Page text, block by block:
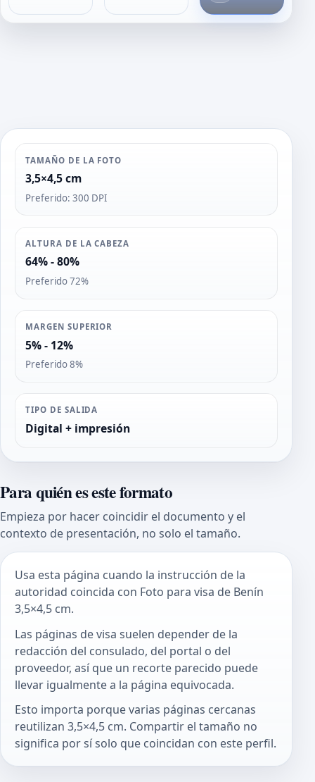
TAMAÑO DE LA FOTO
3,5×4,5 cm
Preferido: 300 DPI
ALTURA DE LA CABEZA
64% - 80%
Preferido 72%
MARGEN SUPERIOR
5% - 12%
Preferido 8%
TIPO DE SALIDA
Digital + impresión
Para quién es este formato
Empieza por hacer coincidir el documento y el
contexto de presentación, no solo el tamaño.
Usa esta página cuando la instrucción de la
autoridad coincida con Foto para visa de Benín
3,5×4,5 cm.
Las páginas de visa suelen depender de la
redacción del consulado, del portal o del
proveedor, así que un recorte parecido puede
llevar igualmente a la página equivocada.
Esto importa porque varias páginas cercanas
reutilizan 3,5×4,5 cm. Compartir el tamaño no
significa por sí solo que coincidan con este perfil.